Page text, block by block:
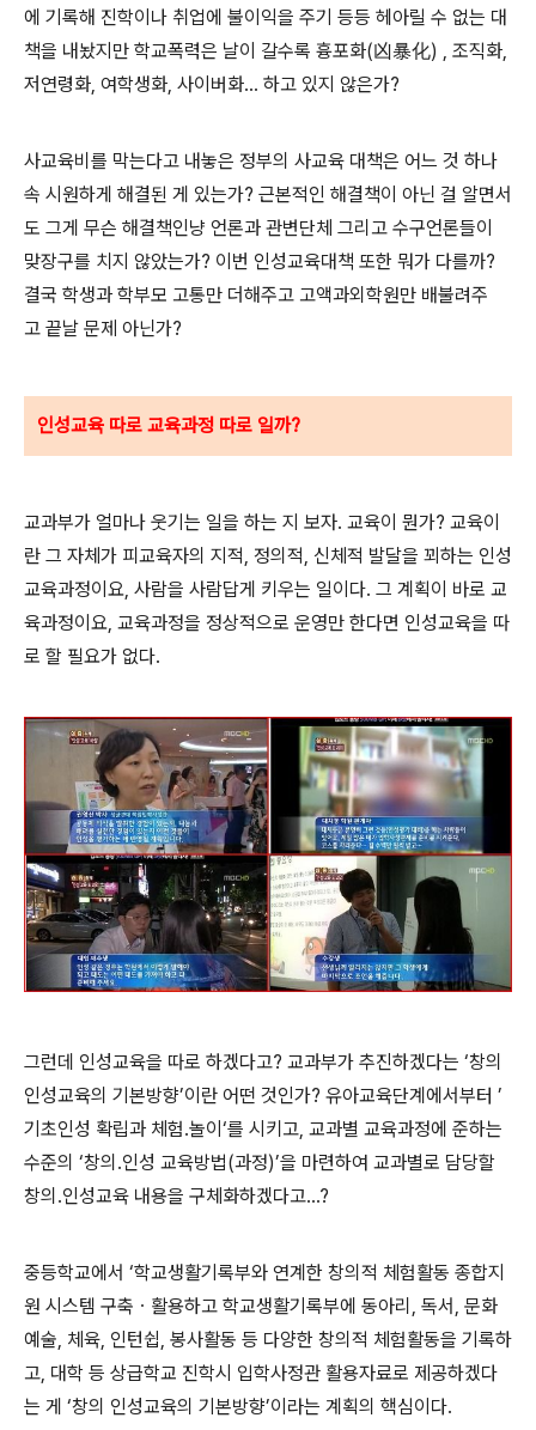
에 기록해 진학이나 취업에 불이익을 주기 등등 헤아릴 수 없는 대
책을 내놨지만 학교폭력은 날이 갈수록 흉포화(凶暴化) , 조직화,
저연령화, 여학생화, 사이버화... 하고 있지 않은가?
사교육비를 막는다고 내놓은 정부의 사교육 대책은 어느 것 하나
속 시원하게 해결된 게 있는가? 근본적인 해결책이 아닌 걸 알면서
도 그게 무슨 해결책인냥 언론과 관변단체 그리고 수구언론들이
맞장구를 치지 않았는가? 이번 인성교육대책 또한 뭐가 다를까?
결국 학생과 학부모 고통만 더해주고 고액과외학원만 배불려주
고 끝날 문제 아닌가?
인성교육 따로 교육과정 따로 일까?
교과부가 얼마나 웃기는 일을 하는 지 보자. 교육이 뭔가? 교육이
란 그 자체가 피교육자의 지적, 정의적, 신체적 발달을 꾀하는 인성
교육과정이요, 사람을 사람답게 키우는 일이다. 그 계획이 바로 교
육과정이요, 교육과정을 정상적으로 운영만 한다면 인성교육을 따
로 할 필요가 없다.
그런데 인성교육을 따로 하겠다고? 교과부가 추진하겠다는 ‘창의
인성교육의 기본방향’이란 어떤 것인가? 유아교육단계에서부터 ’
기초인성 확립과 체험․놀이‘를 시키고, 교과별 교육과정에 준하는
수준의 ‘창의․인성 교육방법(과정)’을 마련하여 교과별로 담당할
창의․인성교육 내용을 구체화하겠다고...?
중등학교에서 ‘학교생활기록부와 연계한 창의적 체험활동 종합지
원 시스템 구축ㆍ활용하고 학교생활기록부에 동아리, 독서, 문화
예술, 체육, 인턴쉽, 봉사활동 등 다양한 창의적 체험활동을 기록하
고, 대학 등 상급학교 진학시 입학사정관 활용자료로 제공하겠다
는 게 ‘창의 인성교육의 기본방향’이라는 계획의 핵심이다.